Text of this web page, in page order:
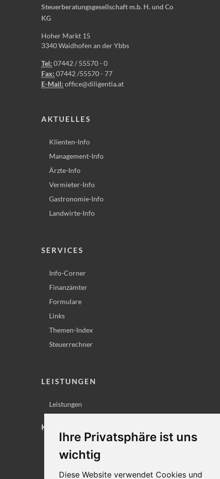
Ihre Privatsphäre ist uns
wichtig
Diese Website verwendet Cookies und
Steuerberatungsgesellschaft m.b. H. und Co
KG
Hoher Markt 15
3340 Waidhofen an der Ybbs
Tel: 07442 / 55570 - 0
Fax: 07442 /55570 - 77
E-Mail: office@diligentia.at
AKTUELLES
Klienten-Info
Management-Info
Ärzte-Info
Vermieter-Info
Gastronomie-Info
Landwirte-Info
SERVICES
Info-Corner
Finanzämter
Formulare
Links
Themen-Index
Steuerrechner
LEISTUNGEN
Leistungen
KONTAKT
Lageplan